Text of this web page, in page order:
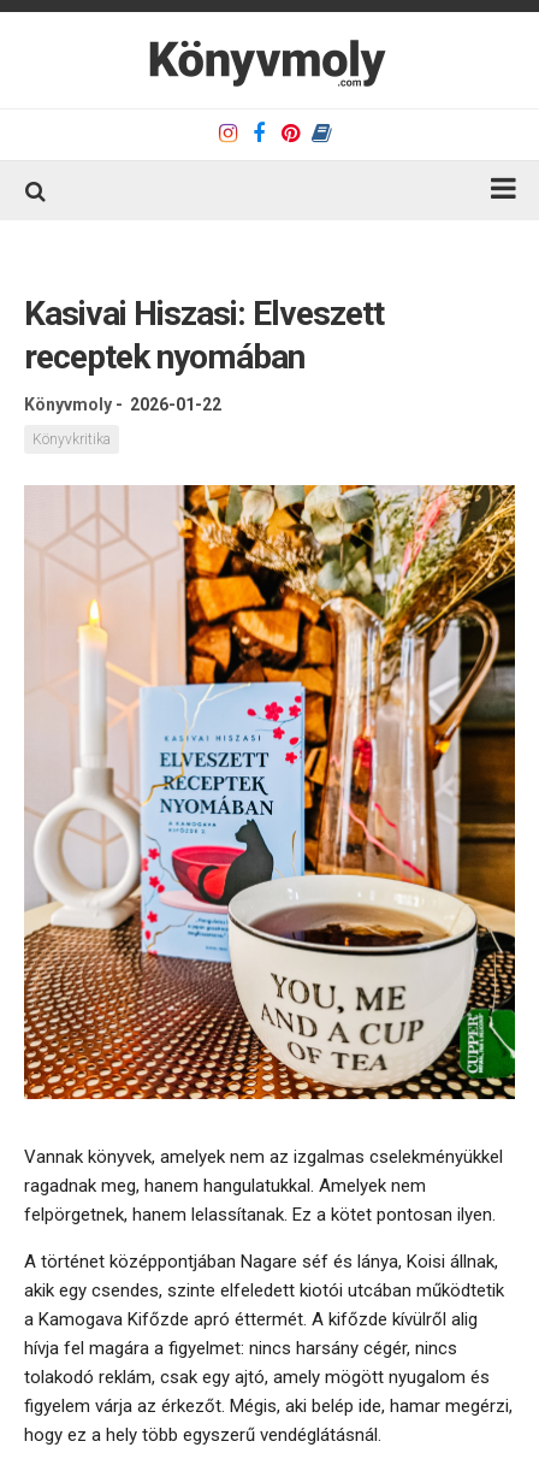
Könyvajánló
Kapcsolat
Olvasó sarok
Kasivai Hiszasi: Elveszett
receptek nyomában
Könyvmoly - 2026-01-22
Könyvkritika
Vannak könyvek, amelyek nem az izgalmas cselekményükkel
ragadnak meg, hanem hangulatukkal. Amelyek nem
felpörgetnek, hanem lelassítanak. Ez a kötet pontosan ilyen.
A történet középpontjában Nagare séf és lánya, Koisi állnak,
akik egy csendes, szinte elfeledett kiotói utcában működtetik
a Kamogava Kifőzde apró éttermét. A kifőzde kívülről alig
hívja fel magára a figyelmet: nincs harsány cégér, nincs
tolakodó reklám, csak egy ajtó, amely mögött nyugalom és
figyelem várja az érkezőt. Mégis, aki belép ide, hamar megérzi,
hogy ez a hely több egyszerű vendéglátásnál.